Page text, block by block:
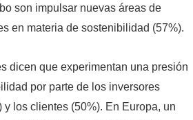
son impulsar nuevas áreas de
en materia de sostenibilidad (57%).
dicen que experimentan una presión
por parte de los inversores
los clientes (50%). En Europa, un